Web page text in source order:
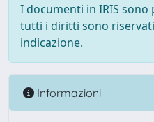
I documenti in IRIS
tutti i diritti sono
indicazione.
Informazioni